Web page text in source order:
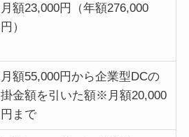
月額23,000円（年額276,000
円）
月額55,000円から企業型DCの
掛金額を引いた額※月額20,000
円まで